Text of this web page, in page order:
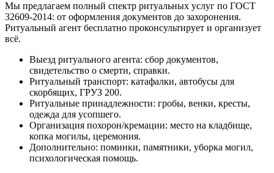
Мы предлагаем полный спектр ритуальных услуг по ГОСТ
32609-2014: от оформления документов до захоронения.
Ритуальный агент бесплатно проконсультирует и организует
всё.
Выезд ритуального агента: сбор документов,
свидетельство о смерти, справки.
Ритуальный транспорт: катафалки, автобусы для
скорбящих, ГРУЗ 200.
Ритуальные принадлежности: гробы, венки, кресты,
одежда для усопшего.
Организация похорон/кремации: место на кладбище,
копка могилы, церемония.
Дополнительно: поминки, памятники, уборка могил,
психологическая помощь.